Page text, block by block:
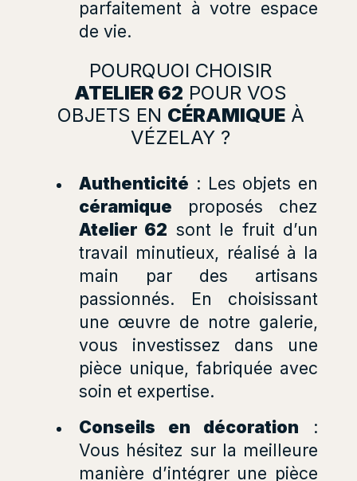
parfaitement à votre espace
de vie.
POURQUOI CHOISIR
ATELIER 62 POUR VOS
OBJETS EN CÉRAMIQUEÀ
VÉZELAY ?
Authenticité : Les objets en
céramique proposés chez
Atelier 62 sont le fruit d’un
travail minutieux, réalisé à la
main par des artisans
passionnés. En choisissant
une œuvre de notre galerie,
vous investissez dans une
pièce unique, fabriquée avec
soin et expertise.
Conseils en décoration :
Vous hésitez sur la meilleure
manière d’intégrer une pièce